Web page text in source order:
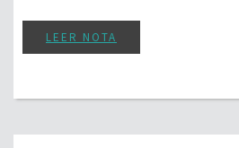
LEER NOTA